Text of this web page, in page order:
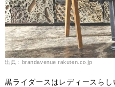
出典：brandavenue.rakuten.co.jp
黒ライダースはレディースら